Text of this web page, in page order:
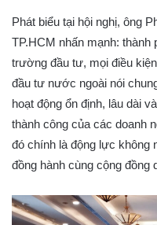
Phát biểu tại hội nghị, ông
TP.HCM nhấn mạnh: thành
trường đầu tư, mọi điều
đầu tư nước ngoài nói
hoạt động ổn định, lâu dài
thành công của các doanh
đó chính là động lực không
đồng hành cùng cộng đồng